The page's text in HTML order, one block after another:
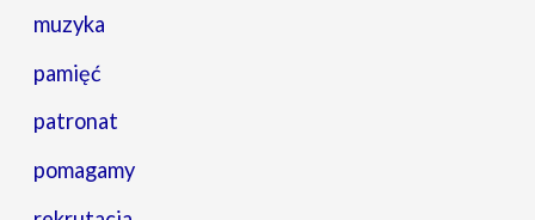
muzyka
pamięć
patronat
pomagamy